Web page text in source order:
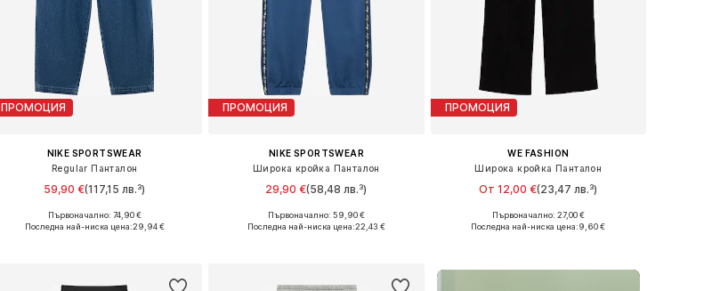
ПРОМОЦИЯ
NIKE SPORTSWEAR
Regular Панталон
59,90 €(117,15 лв.³)
Предлага се в много размери
Първоначално: 74,90 €
Последна най-ниска цена:29,94 €
ПРОМОЦИЯ
NIKE SPORTSWEAR
Широка кройка Панталон
29,90 €(58,48 лв.³)
Предлага се в много размери
Първоначално: 59,90 €
Последна най-ниска цена:22,43 €
ПРОМОЦИЯ
WE FASHION
Широка кройка Панталон
От 12,00 €(23,47 лв.³)
Предлага се в много размери
Първоначално: 27,00 €
Последна най-ниска цена:9,60 €